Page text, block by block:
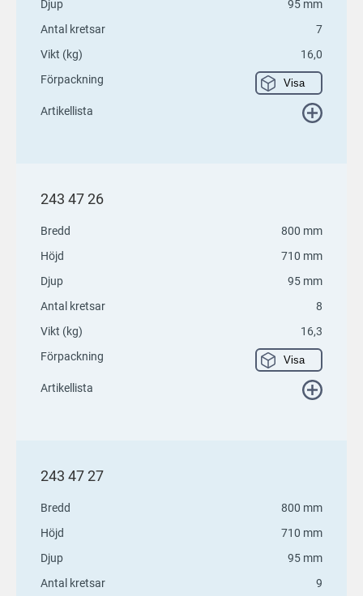
Djup
95 mm
Antal kretsar
7
Vikt (kg)
16,0
Förpackning
Visa
Artikellista
243 47 26
Bredd
800 mm
Höjd
710 mm
Djup
95 mm
Antal kretsar
8
Vikt (kg)
16,3
Förpackning
Visa
Artikellista
243 47 27
Bredd
800 mm
Höjd
710 mm
Djup
95 mm
Antal kretsar
9